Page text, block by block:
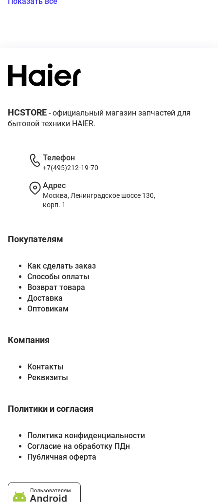
HCSTORE - официальный магазин запчастей для
бытовой техники HAIER.
Покупателям
Как сделать заказ
Способы оплаты
Возврат товара
Доставка
Оптовикам
Компания
Контакты
Реквизиты
Политики и согласия
Политика конфиденциальности
Согласие на обработку ПДн
Публичная оферта
Телефон
+7(495)212-19-70
Адрес
Москва, Ленинградское шоссе 130,
корп. 1